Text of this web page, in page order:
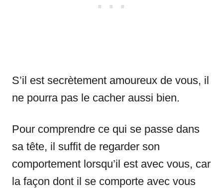
S’il est secrètement amoureux de vous, il
ne pourra pas le cacher aussi bien.
Pour comprendre ce qui se passe dans
sa tête, il suffit de regarder son
comportement lorsqu’il est avec vous, car
la façon dont il se comporte avec vous